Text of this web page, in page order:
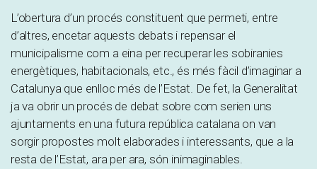
L’obertura d’un procés constituent que permeti, entre
d’altres, encetar aquests debats i repensar el
municipalisme com a eina per recuperar les sobiranies
energètiques, habitacionals, etc., és més fàcil d’imaginar a
Catalunya que enlloc més de l’Estat. De fet, la Generalitat
ja va obrir un procés de debat sobre com serien uns
ajuntaments en una futura república catalana on van
sorgir propostes molt elaborades i interessants, que a la
resta de l’Estat, ara per ara, són inimaginables.